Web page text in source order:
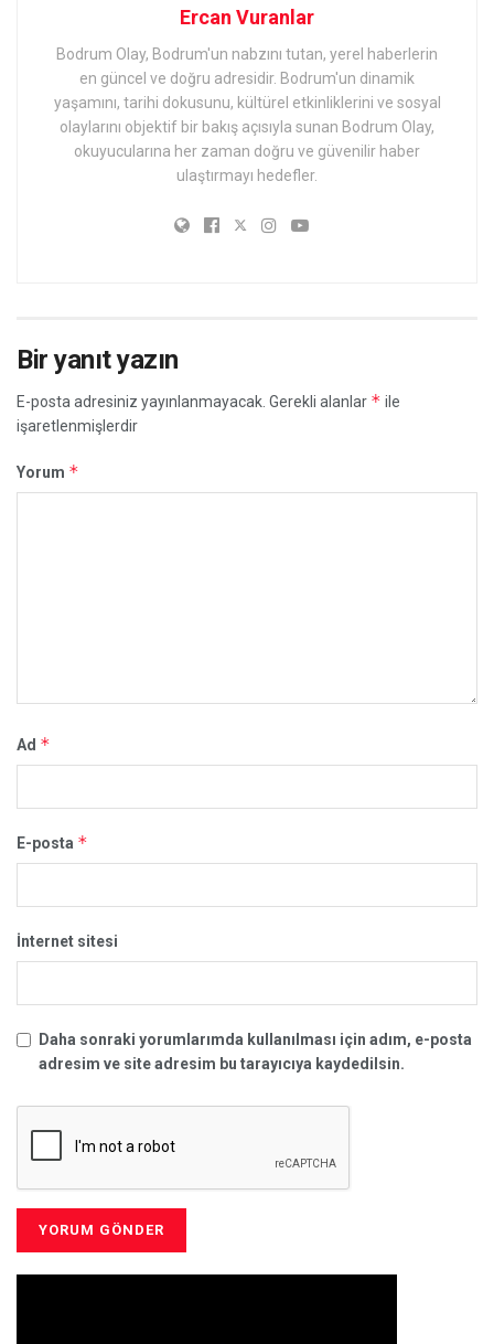
Ercan Vuranlar
Bodrum Olay, Bodrum'un nabzını tutan, yerel haberlerin
en güncel ve doğru adresidir. Bodrum'un dinamik
yaşamını, tarihi dokusunu, kültürel etkinliklerini ve sosyal
olaylarını objektif bir bakış açısıyla sunan Bodrum Olay,
okuyucularına her zaman doğru ve güvenilir haber
ulaştırmayı hedefler.
Bir yanıt yazın
E-posta adresiniz yayınlanmayacak. Gerekli alanlar * ile
işaretlenmişlerdir
Yorum *
Ad *
E-posta *
İnternet sitesi
Daha sonraki yorumlarımda kullanılması için adım, e-posta
adresim ve site adresim bu tarayıcıya kaydedilsin.